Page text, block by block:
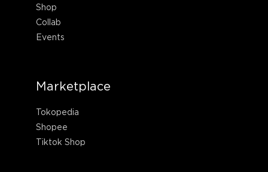
Shop
Collab
Events
Marketplace
Tokopedia
Shopee
Tiktok Shop